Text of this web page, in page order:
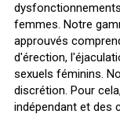
femmes. Notre
approuvés
d'érection,
sexuels féminins.
discrétion. Pour
indépendant et des